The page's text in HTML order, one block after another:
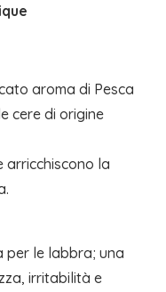
aroma di Pesca
cere di origine
arricchiscono la
per le labbra; una
irritabilità e